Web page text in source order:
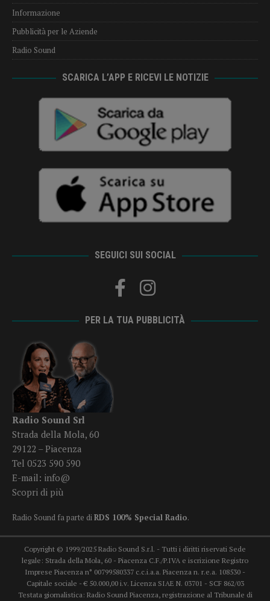
Informazione
Pubblicità per le Aziende
Radio Sound
SCARICA L’APP E RICEVI LE NOTIZIE
SEGUICI SUI SOCIAL
PER LA TUA PUBBLICITÀ
Radio Sound Srl
Strada della Mola, 60
29122 – Piacenza
Tel 0523 590 590
E-mail: info@
Scopri di più
Radio Sound fa parte diRDS 100% Special Radio.
Copyright © 1999/2025 Radio Sound S.r.l. - Tutti i diritti riservati Sede
legale: Strada della Mola, 60 - Piacenza C.F./P.IVA e iscrizione Registro
Imprese Piacenza n° 00799580337 c.c.i.a.a. Piacenza n. r.e.a. 108530 -
Capitale sociale - € 50.000,00 i.v. Licenza SIAE N. 03701 - SCF 862/03
Testata giornalistica: Radio Sound Piacenza, registrazione al Tribunale di